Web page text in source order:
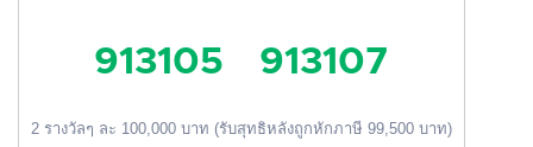
913105 913107
2 รางวัลๆ ละ 100,000 บาท (รับสุทธิหลังถูกหักภาษี 99,500 บาท)